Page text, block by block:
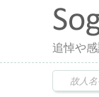
追悼や